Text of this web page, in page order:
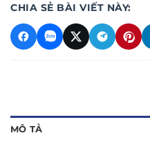
CHIA SẺ BÀI VIẾT NÀY:
MÔ TẢ